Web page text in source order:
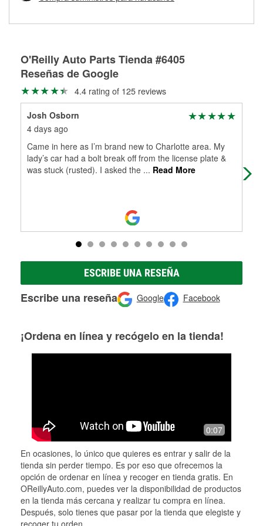
partes de reemplazo correctas para tu reparación.
O'Reilly Auto Parts Tienda #6405
Reseñas de Google
4.4 rating of 125 reviews
Josh Osborn
4 days ago
Came in here as I’m brand new to Charlotte area. My
lady’s car had a bolt break off from the license plate &
was stuck (rusted). I asked the ... Read More
my
ESCRIBE UNA RESEÑA
Escribe una reseña Google Facebook
¡Ordena en línea y recógelo en la tienda!
0:07
En ocasiones, lo único que quieres es entrar y salir de la
tienda sin perder tiempo. Es por eso que ofrecemos la
opción de ordenar en línea y recoger en tienda gratis. En
OReillyAuto.com, puedes ver la disponibilidad de productos
en la tienda más cercana y realizar tu compra en línea.
Después, solo tienes que pasar por la tienda que elegiste y
recoger tu orden.